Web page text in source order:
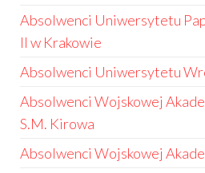
Absolwenci Uniwersytetu
II w Krakowie
Absolwenci Uniwersytetu
Absolwenci Wojskowej
S.M. Kirowa
Absolwenci Wojskowej